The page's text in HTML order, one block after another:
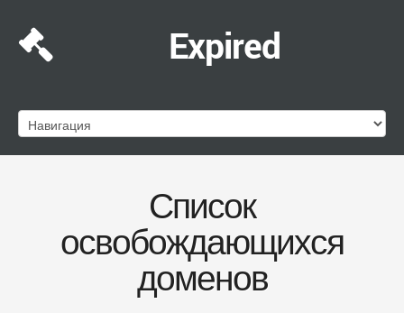
Expired
Список
освобождающихся
доменов